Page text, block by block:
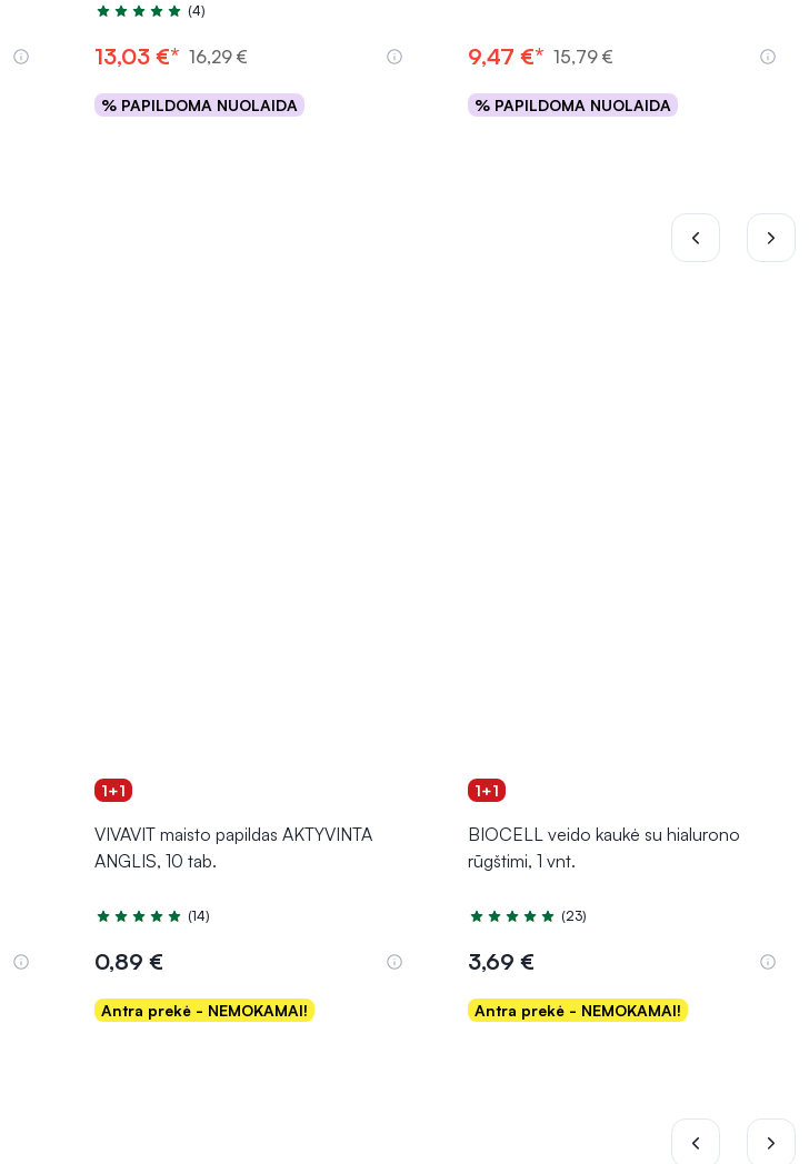
Įvertinimas 5.0 iš 5
(4)
13,03 €* 16,29 €
% PAPILDOMA NUOLAIDA
Į krepšelį
9,47 €* 15,79 €
% PAPILDOMA NUOLAIDA
Į krepšelį
1+1
VIVAVIT maisto papildas AKTYVINTA
ANGLIS, 10 tab.
Įvertinimas 5.0 iš 5
(14)
0,89 €
Antra prekė - NEMOKAMAI!
Į krepšelį
1+1
BIOCELL veido kaukė su hialurono
rūgštimi, 1 vnt.
Įvertinimas 5.0 iš 5
(23)
3,69 €
Antra prekė - NEMOKAMAI!
Į krepšelį